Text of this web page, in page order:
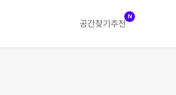
공간찾기 추천
N